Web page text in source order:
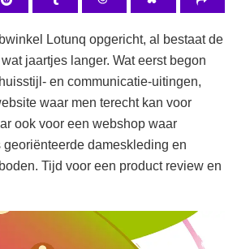
Lotunq opgericht, al bestaat de
jaartjes langer. Wat eerst begon
en communicatie-uitingen,
waar men terecht kan voor
ook voor een webshop waar
dameskleding en
Tijd voor een product review en